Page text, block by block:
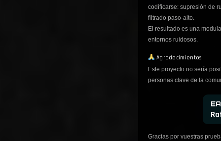
codificarse: supresión de
filtrado paso-alto.
El resultado es una
entornos ruidosos.
Agradecimientos
Este proyecto no sería
personas clave de la
Gracias por vuestras